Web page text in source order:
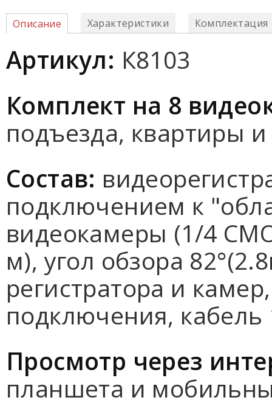
Описание Характеристики Комплектация
Артикул: К8103
Комплект на 8
подъезда, квартиры
Состав:
подключением к
видеокамеры (1/4
м), угол обзора
регистратора и
подключения,
Просмотр через
планшета и